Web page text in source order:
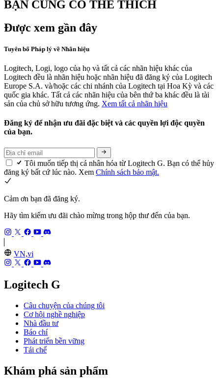
BẠN CŨNG CÓ THỂ THÍCH
Được xem gần đây
Tuyên bố Pháp lý về Nhãn hiệu
Logitech, Logi, logo của họ và tất cả các nhãn hiệu khác của
Logitech đều là nhãn hiệu hoặc nhãn hiệu đã đăng ký của Logitech
Europe S.A. và/hoặc các chi nhánh của Logitech tại Hoa Kỳ và các
quốc gia khác. Tất cả các nhãn hiệu của bên thứ ba khác đều là tài
sản của chủ sở hữu tương ứng. Xem tất cả nhãn hiệu
Đăng ký để nhận ưu đãi đặc biệt và các quyền lợi độc quyền
của bạn.
Tôi muốn tiếp thị cá nhân hóa từ Logitech G. Bạn có thể hủy
đăng ký bất cứ lúc nào. Xem Chính sách bảo mật.
Cảm ơn bạn đã đăng ký.
Hãy tìm kiếm ưu đãi chào mừng trong hộp thư đến của bạn.
VN,vi
Logitech G
Câu chuyện của chúng tôi
Cơ hội nghề nghiệp
Nhà đầu tư
Báo chí
Phát triển bền vững
Tái chế
Khám phá sản phẩm